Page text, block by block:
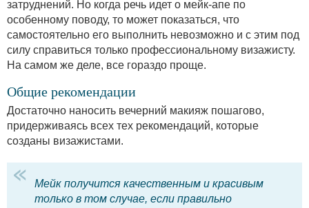
затруднений. Но когда речь идет о мейк-апе по
особенному поводу, то может показаться, что
самостоятельно его выполнить невозможно и с этим под
силу справиться только профессиональному визажисту.
На самом же деле, все гораздо проще.
Общие рекомендации
Достаточно наносить вечерний макияж пошагово,
придерживаясь всех тех рекомендаций, которые
созданы визажистами.
Мейк получится качественным и красивым
только в том случае, если правильно